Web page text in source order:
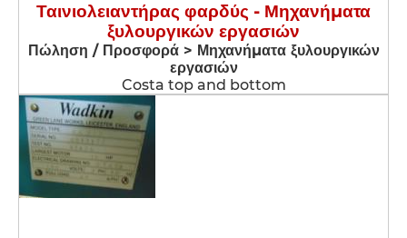
Ταινιολειαντήρας φαρδύς - Μηχανήματα
ξυλουργικών εργασιών
Πώληση / Προσφορά > Μηχανήματα ξυλουργικών
εργασιών
Costa top and bottom